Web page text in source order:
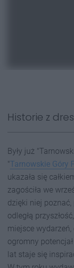
Historie z
Były już
"Tarnowskie Góry
ukazała się
zagościła we
dzięki niej poznać,
odległą
miejsce
ogromny
lat staje się